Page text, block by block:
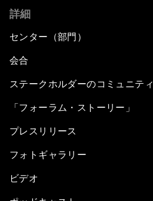
詳細
センター（部門）
会合
ステークホルダーのコミュニティ
「フォーラム・ストーリー」
プレスリリース
フォトギャラリー
ビデオ